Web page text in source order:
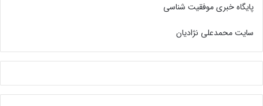
پایگاه خبری موفقیت شناسی
سایت محمدعلی نژادیان